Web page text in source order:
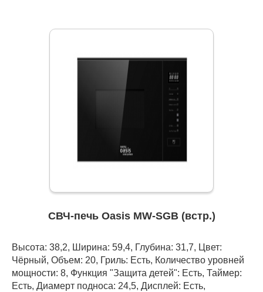
СВЧ-печь Oasis MW-SGB (встр.)
Высота: 38,2, Ширина: 59,4, Глубина: 31,7, Цвет:
Чёрный, Объем: 20, Гриль: Есть, Количество уровней
мощности: 8, Функция "Защита детей": Есть, Таймер:
Есть, Диамерт подноса: 24,5, Дисплей: Есть,